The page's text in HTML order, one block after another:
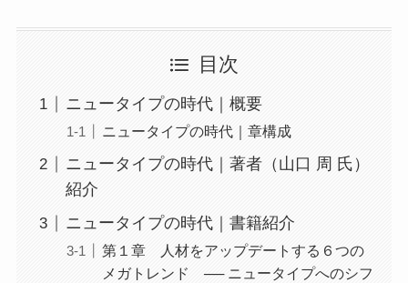
目次
ニュータイプの時代｜概要
ニュータイプの時代｜章構成
ニュータイプの時代｜著者（山口 周 氏）
紹介
ニュータイプの時代｜書籍紹介
第１章 人材をアップデートする６つの
メガトレンド ── ニュータイプへのシフ